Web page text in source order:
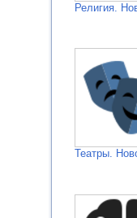
Религия.
Театры.